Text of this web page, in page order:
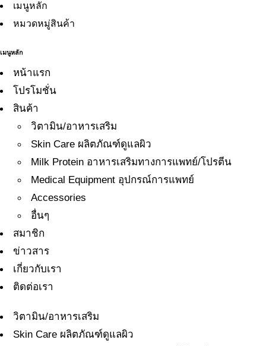
เมนูหลัก
หมวดหมู่สินค้า
เมนูหลัก
หน้าแรก
โปรโมชั่น
สินค้า
วิตามิน/อาหารเสริม
Skin Care ผลิตภัณฑ์ดูแลผิว
Milk Protein อาหารเสริมทางการแพทย์/โปรตีน
Medical Equipment อุปกรณ์การแพทย์
Accessories
อื่นๆ
สมาชิก
ข่าวสาร
เกี่ยวกับเรา
ติดต่อเรา
วิตามิน/อาหารเสริม
Skin Care ผลิตภัณฑ์ดูแลผิว